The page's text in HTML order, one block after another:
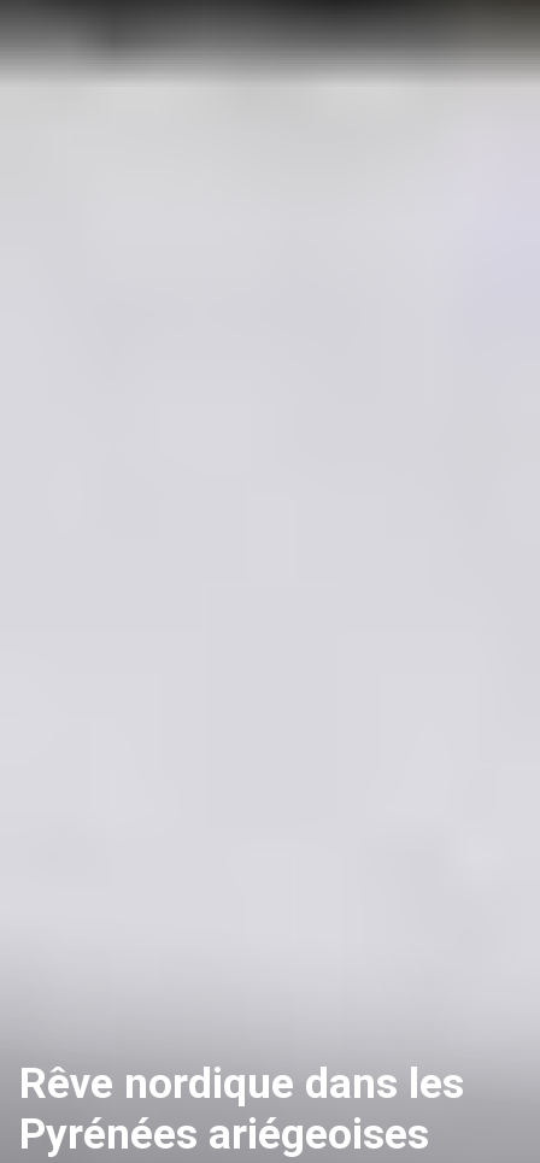
Rêve nordique dans les
Pyrénées ariégeoises